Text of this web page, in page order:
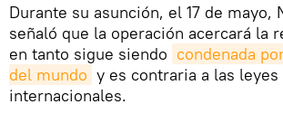
Durante su asunción, el 17 de mayo,
señaló que la operación acercará la
en tanto sigue siendo condenada
del mundo y es contraria a las leyes
internacionales.